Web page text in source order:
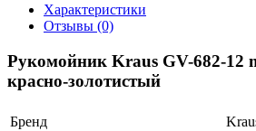
Характеристики
Отзывы (0)
Рукомойник Kraus GV-682-12
красно-золотистый
Бренд